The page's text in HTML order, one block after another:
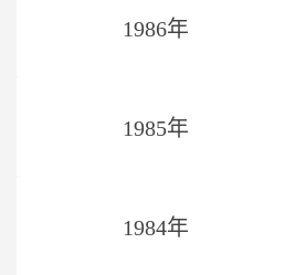
1986年
1985年
1984年